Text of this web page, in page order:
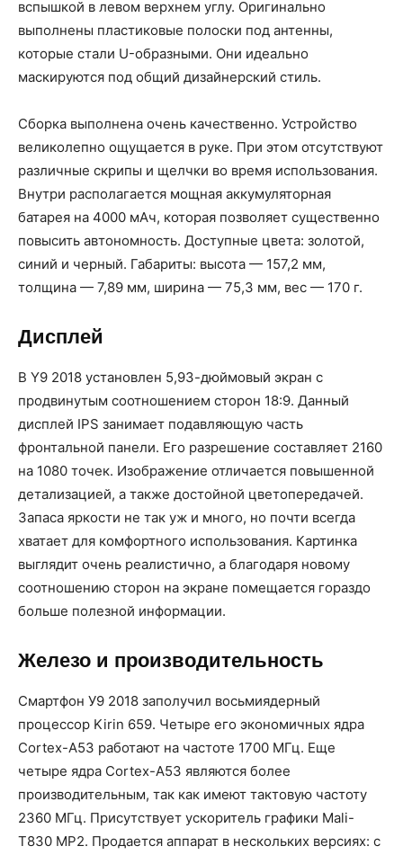
вспышкой в левом верхнем углу. Оригинально
выполнены пластиковые полоски под антенны,
которые стали U-образными. Они идеально
маскируются под общий дизайнерский стиль.
Сборка выполнена очень качественно. Устройство
великолепно ощущается в руке. При этом отсутствуют
различные скрипы и щелчки во время использования.
Внутри располагается мощная аккумуляторная
батарея на 4000 мАч, которая позволяет существенно
повысить автономность. Доступные цвета: золотой,
синий и черный. Габариты: высота — 157,2 мм,
толщина — 7,89 мм, ширина — 75,3 мм, вес — 170 г.
Дисплей
В Y9 2018 установлен 5,93-дюймовый экран с
продвинутым соотношением сторон 18:9. Данный
дисплей IPS занимает подавляющую часть
фронтальной панели. Его разрешение составляет 2160
на 1080 точек. Изображение отличается повышенной
детализацией, а также достойной цветопередачей.
Запаса яркости не так уж и много, но почти всегда
хватает для комфортного использования. Картинка
выглядит очень реалистично, а благодаря новому
соотношению сторон на экране помещается гораздо
больше полезной информации.
Железо и производительность
Смартфон У9 2018 заполучил восьмиядерный
процессор Kirin 659. Четыре его экономичных ядра
Cortex-A53 работают на частоте 1700 МГц. Еще
четыре ядра Cortex-A53 являются более
производительным, так как имеют тактовую частоту
2360 МГц. Присутствует ускоритель графики Mali-
T830 MP2. Продается аппарат в нескольких версиях: с